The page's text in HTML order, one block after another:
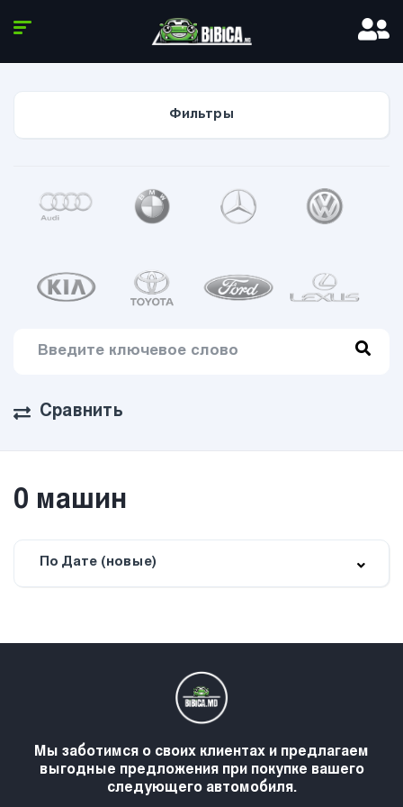
Фильтры
Сравнить
0 машин
По Дате (новые)
Мы заботимся о своих клиентах и предлагаем
выгодные предложения при покупке вашего
следующего автомобиля.